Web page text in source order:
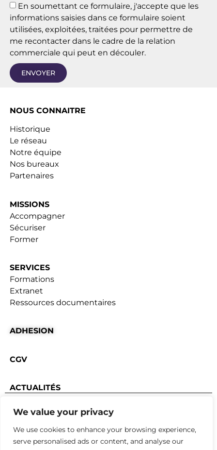
We value your privacy
We use cookies to enhance your browsing experience,
serve personalised ads or content, and analyse our
En soumettant ce formulaire, j'accepte que les
informations saisies dans ce formulaire soient
utilisées, exploitées, traitées pour permettre de
me recontacter dans le cadre de la relation
commerciale qui peut en découler.
ENVOYER
NOUS CONNAITRE
Historique
Le réseau
Notre équipe
Nos bureaux
Partenaires
MISSIONS
Accompagner
Sécuriser
Former
SERVICES
Formations
Extranet
Ressources documentaires
ADHESION
CGV
ACTUALITÉS
Conception webyoo